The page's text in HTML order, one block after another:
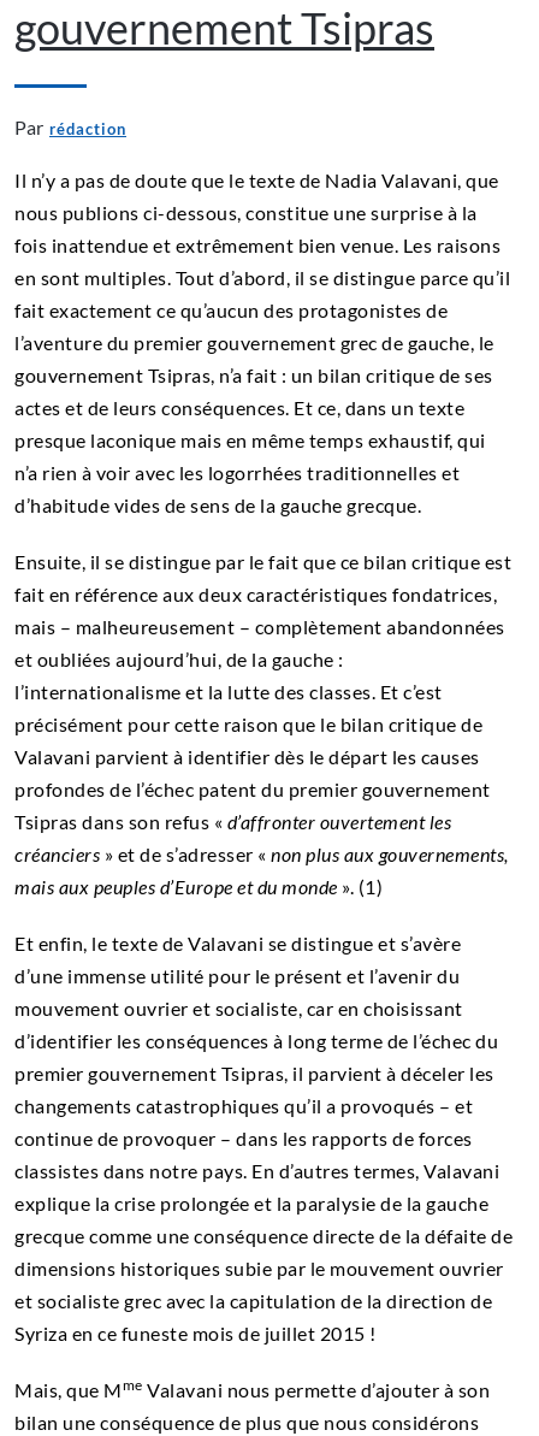
gouvernement Tsipras
Par rédaction
Il n’y a pas de doute que le texte de Nadia Valavani, que
nous publions ci-dessous, constitue une surprise à la
fois inattendue et extrêmement bien venue. Les raisons
en sont multiples. Tout d’abord, il se distingue parce qu’il
fait exactement ce qu’aucun des protagonistes de
l’aventure du premier gouvernement grec de gauche, le
gouvernement Tsipras, n’a fait : un bilan critique de ses
actes et de leurs conséquences. Et ce, dans un texte
presque laconique mais en même temps exhaustif, qui
n’a rien à voir avec les logorrhées traditionnelles et
d’habitude vides de sens de la gauche grecque.
Ensuite, il se distingue par le fait que ce bilan critique est
fait en référence aux deux caractéristiques fondatrices,
mais – malheureusement – complètement abandonnées
et oubliées aujourd’hui, de la gauche :
l’internationalisme et la lutte des classes. Et c’est
précisément pour cette raison que le bilan critique de
Valavani parvient à identifier dès le départ les causes
profondes de l’échec patent du premier gouvernement
Tsipras dans son refus « d’affronter ouvertement les
créanciers » et de s’adresser « non plus aux gouvernements,
mais aux peuples d’Europe et du monde ». (1)
Et enfin, le texte de Valavani se distingue et s’avère
d’une immense utilité pour le présent et l’avenir du
mouvement ouvrier et socialiste, car en choisissant
d’identifier les conséquences à long terme de l’échec du
premier gouvernement Tsipras, il parvient à déceler les
changements catastrophiques qu’il a provoqués – et
continue de provoquer – dans les rapports de forces
classistes dans notre pays. En d’autres termes, Valavani
explique la crise prolongée et la paralysie de la gauche
grecque comme une conséquence directe de la défaite de
dimensions historiques subie par le mouvement ouvrier
et socialiste grec avec la capitulation de la direction de
Syriza en ce funeste mois de juillet 2015 !
Mais, que Mme Valavani nous permette d’ajouter à son
bilan une conséquence de plus que nous considérons